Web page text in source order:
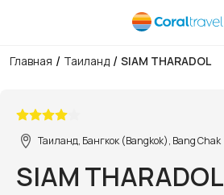
Главная / Таиланд / SIAM THARADOL
Таиланд, Бангкок (Bangkok), Bang Chak
SIAM THARADOL